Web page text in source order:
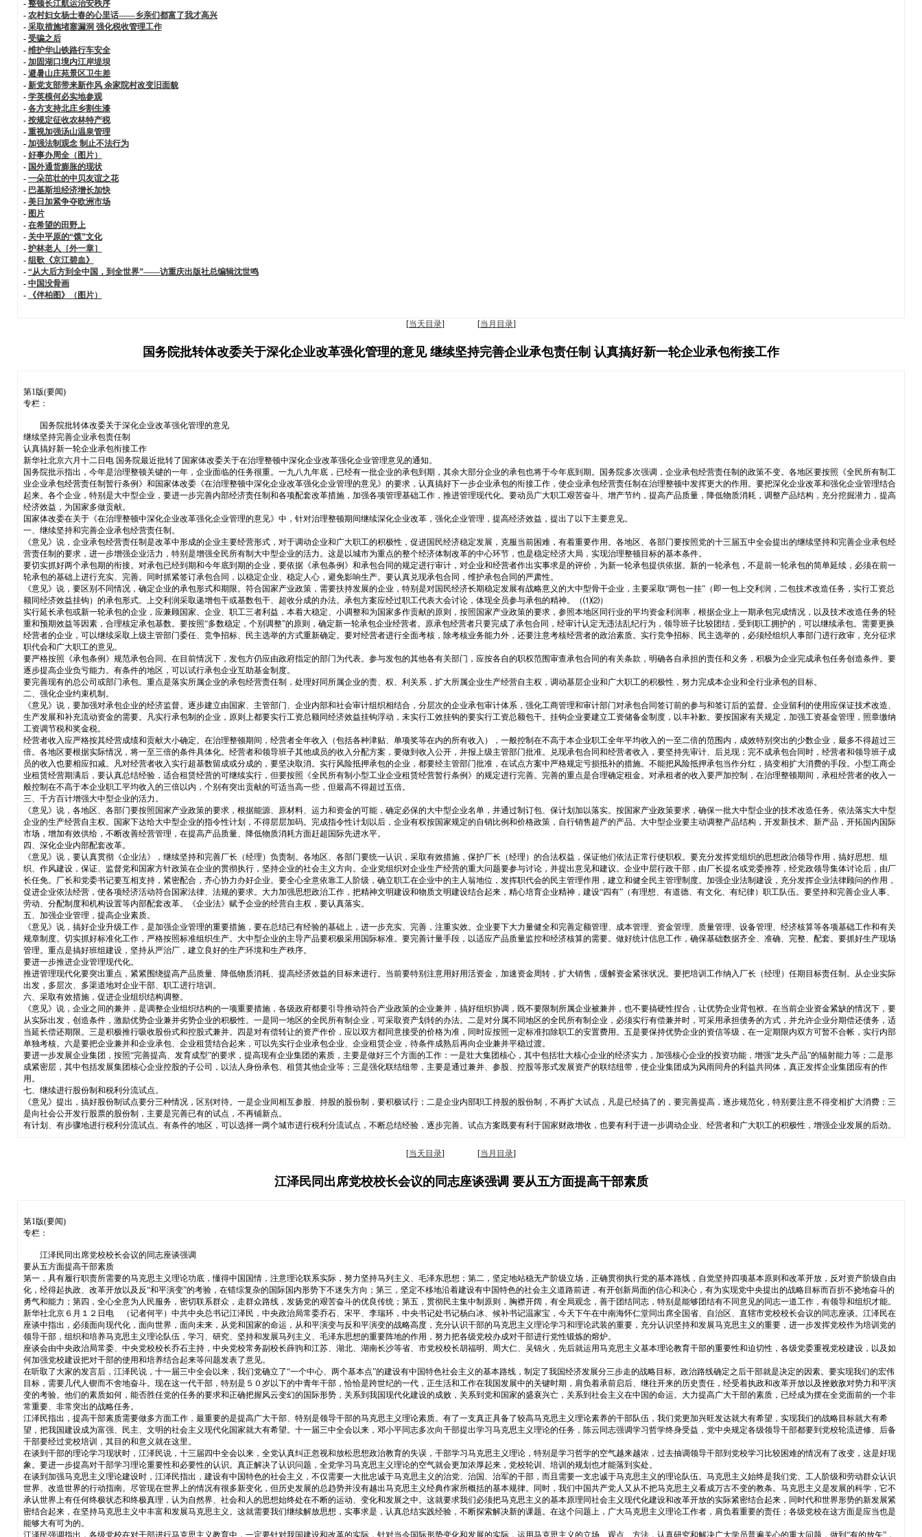
- 整顿长江航运治安秩序
- 农村妇女杨士春的心里话——乡亲们都富了我才高兴
- 采取措施堵塞漏洞 强化税收管理工作
- 受骗之后
- 维护华山铁路行车安全
- 加固湖口境内江岸堤坝
- 避暑山庄苑景区卫生差
- 新党支部带来新作风 余家院村改变旧面貌
- 学英模何必实地参观
- 各方支持北庄乡割生漆
- 按规定征收农林特产税
- 重视加强汤山温泉管理
- 加强法制观念 制止不法行为
- 好事办周全（图片）
- 国外通货膨胀的现状
- 一朵茁壮的中贝友谊之花
- 巴基斯坦经济增长加快
- 美日加紧争夺欧洲市场
- 图片
- 在希望的田野上
- 关中平原的“馍”文化
- 护林老人［外一章］
- 组歌《京江碧血》
- “从大后方到全中国，到全世界”——访重庆出版社总编辑沈世鸣
- 中国没骨画
-
《伴柏图》（图片）
[当天目录] [当月目录]
国务院批转体改委关于深化企业改革强化管理的意见 继续坚持完善企业承包责任制 认真搞好新一轮企业承包衔接工作
第1版(要闻)
专栏：
国务院批转体改委关于深化企业改革强化管理的意见
继续坚持完善企业承包责任制
认真搞好新一轮企业承包衔接工作
新华社北京六月十二日电 国务院最近批转了国家体改委关于在治理整顿中深化企业改革强化企业管理意见的通知。
国务院批示指出，今年是治理整顿关键的一年，企业面临的任务很重。一九八九年底，已经有一批企业的承包到期，其余大部分企业的承包也将于今年底到期。国务院多次强调，企业承包经营责任制的政策不变。各地区要按照《全民所有制工
业企业承包经营责任制暂行条例》和国家体改委《在治理整顿中深化企业改革强化企业管理的意见》的要求，认真搞好下一步企业承包的衔接工作，使企业承包经营责任制在治理整顿中发挥更大的作用。要把深化企业改革和强化企业管理结合
起来。各个企业，特别是大中型企业，要进一步完善内部经济责任制和各项配套改革措施，加强各项管理基础工作，推进管理现代化。要动员广大职工艰苦奋斗、增产节约，提高产品质量，降低物质消耗，调整产品结构，充分挖掘潜力，提高
经济效益，为国家多做贡献。
国家体改委在关于《在治理整顿中深化企业改革强化企业管理的意见》中，针对治理整顿期间继续深化企业改革，强化企业管理，提高经济效益，提出了以下主要意见。
一、继续坚持和完善企业承包经营责任制。
《意见》说，企业承包经营责任制是改革中形成的企业主要经营形式，对于调动企业和广大职工的积极性，促进国民经济稳定发展，克服当前困难，有着重要作用。各地区、各部门要按照党的十三届五中全会提出的继续坚持和完善企业承包经
营责任制的要求，进一步增强企业活力，特别是增强全民所有制大中型企业的活力。这是以城市为重点的整个经济体制改革的中心环节，也是稳定经济大局，实现治理整顿目标的基本条件。
要切实抓好两个承包期的衔接。对承包已经到期和今年底到期的企业，要依据《承包条例》和承包合同的规定进行审计，对企业和经营者作出实事求是的评价，为新一轮承包提供依据。新的一轮承包，不是前一轮承包的简单延续，必须在前一
轮承包的基础上进行充实、完善。同时抓紧签订承包合同，以稳定企业、稳定人心，避免影响生产。要认真兑现承包合同，维护承包合同的严肃性。
《意见》说，要区别不同情况，确定企业的承包形式和期限。符合国家产业政策，需要扶持发展的企业，特别是对国民经济长期稳定发展有战略意义的大中型骨干企业，主要采取“两包一挂”（即一包上交利润，二包技术改造任务，实行工资总
额同经济效益挂钩）的承包形式。上交利润采取递增包干或基数包干、超收分成的办法。承包方案应经过职工代表大会讨论，体现全员参与承包的精神。（⑴⑵）
实行延长承包或新一轮承包的企业，应兼顾国家、企业、职工三者利益，本着大稳定、小调整和为国家多作贡献的原则，按照国家产业政策的要求，参照本地区同行业的平均资金利润率，根据企业上一期承包完成情况，以及技术改造任务的轻
重和预期效益等因素，合理核定承包基数。要按照“多数稳定，个别调整”的原则，确定新一轮承包企业经营者。原承包经营者只要完成了承包合同，经审计认定无违法乱纪行为，领导班子比较团结，受到职工拥护的，可以继续承包。需要更换
经营者的企业，可以继续采取上级主管部门委任、竞争招标、民主选举的方式重新确定。要对经营者进行全面考核，除考核业务能力外，还要注意考核经营者的政治素质。实行竞争招标、民主选举的，必须经组织人事部门进行政审，充分征求
职代会和广大职工的意见。
要严格按照《承包条例》规范承包合同。在目前情况下，发包方仍应由政府指定的部门为代表。参与发包的其他各有关部门，应按各自的职权范围审查承包合同的有关条款，明确各自承担的责任和义务，积极为企业完成承包任务创造条件。要
逐步提高企业负亏能力。有条件的地区，可以试行承包企业互助基金制度。
要完善现有的总公司或部门承包。重点是落实所属企业的承包经营责任制，处理好同所属企业的责、权、利关系，扩大所属企业生产经营自主权，调动基层企业和广大职工的积极性，努力完成本企业和全行业承包的目标。
二、强化企业约束机制。
《意见》说，要加强对承包企业的经济监督。逐步建立由国家、主管部门、企业内部和社会审计组织相结合，分层次的企业承包审计体系，强化工商管理和审计部门对承包合同签订前的参与和签订后的监督。企业留利的使用应保证技术改造、
生产发展和补充流动资金的需要。凡实行承包制的企业，原则上都要实行工资总额同经济效益挂钩浮动，未实行工效挂钩的要实行工资总额包干。挂钩企业要建立工资储备金制度，以丰补歉。要按国家有关规定，加强工资基金管理，照章缴纳
工资调节税和奖金税。
经营者收入应严格按其经营成绩和贡献大小确定。在治理整顿期间，经营者全年收入（包括各种津贴、单项奖等在内的所有收入），一般控制在不高于本企业职工全年平均收入的一至二倍的范围内，成效特别突出的少数企业，最多不得超过三
倍。各地区要根据实际情况，将一至三倍的条件具体化。经营者和领导班子其他成员的收入分配方案，要做到收入公开，并报上级主管部门批准。兑现承包合同和经营者收入，要坚持先审计、后兑现；完不成承包合同时，经营者和领导班子成
员的收入也要相应扣减。凡对经营者收入实行超基数留成或分成的，要坚决取消。实行风险抵押承包的企业，都要经主管部门批准，在试点方案中严格规定亏损抵补的措施。不能把风险抵押承包当作分红，搞变相扩大消费的手段。小型工商企
业租赁经营期满后，要认真总结经验，适合租赁经营的可继续实行，但要按照《全民所有制小型工业企业租赁经营暂行条例》的规定进行完善。完善的重点是合理确定租金。对承租者的收入要严加控制，在治理整顿期间，承租经营者的收入一
般控制在不高于本企业职工平均收入的三倍以内，个别有突出贡献的可适当高一些，但最高不得超过五倍。
三、千方百计增强大中型企业的活力。
《意见》说，各地区、各部门要按照国家产业政策的要求，根据能源、原材料、运力和资金的可能，确定必保的大中型企业名单，并通过制订包、保计划加以落实。按国家产业政策要求，确保一批大中型企业的技术改造任务。依法落实大中型
企业的生产经营自主权。国家下达给大中型企业的指令性计划，不得层层加码。完成指令性计划以后，企业有权按国家规定的自销比例和价格政策，自行销售超产的产品。大中型企业要主动调整产品结构，开发新技术、新产品，开拓国内国际
市场，增加有效供给，不断改善经营管理，在提高产品质量、降低物质消耗方面赶超国际先进水平。
四、深化企业内部配套改革。
《意见》说，要认真贯彻《企业法》，继续坚持和完善厂长（经理）负责制。各地区、各部门要统一认识，采取有效措施，保护厂长（经理）的合法权益，保证他们依法正常行使职权。要充分发挥党组织的思想政治领导作用，搞好思想、组
织、作风建设，保证、监督党和国家方针政策在企业的贯彻执行，坚持企业的社会主义方向。企业党组织对企业生产经营的重大问题要参与讨论，并提出意见和建议。企业中层行政干部，由厂长提名或党委推荐，经党政领导集体讨论后，由厂
长任免。厂长和党委书记要互相支持，紧密配合，齐心协力办好企业。要全心全意依靠工人阶级，确立职工在企业中的主人翁地位，发挥职代会的民主管理作用，建立和健全民主管理制度。加强企业法制建设，充分发挥企业法律顾问的作用，
促进企业依法经营，使各项经济活动符合国家法律、法规的要求。大力加强思想政治工作，把精神文明建设和物质文明建设结合起来，精心培育企业精神，建设“四有”（有理想、有道德、有文化、有纪律）职工队伍。要坚持和完善企业人事、
劳动、分配制度和机构设置等内部配套改革。《企业法》赋予企业的经营自主权，要认真落实。
五、加强企业管理，提高企业素质。
《意见》说，搞好企业升级工作，是加强企业管理的重要措施，要在总结已有经验的基础上，进一步充实、完善，注重实效。企业要下大力量健全和完善定额管理、成本管理、资金管理、质量管理、设备管理、经济核算等各项基础工作和有关
规章制度。切实抓好标准化工作，严格按照标准组织生产。大中型企业的主导产品要积极采用国际标准。要完善计量手段，以适应产品质量监控和经济核算的需要。做好统计信息工作，确保基础数据齐全、准确、完整、配套。要抓好生产现场
管理。重点是搞好班组建设，坚持从严治厂，建立良好的生产环境和生产秩序。
要进一步推进企业管理现代化。
推进管理现代化要突出重点，紧紧围绕提高产品质量、降低物质消耗、提高经济效益的目标来进行。当前要特别注意用好用活资金，加速资金周转，扩大销售，缓解资金紧张状况。要把培训工作纳入厂长（经理）任期目标责任制。从企业实际
出发，多层次、多渠道地对企业干部、职工进行培训。
六、采取有效措施，促进企业组织结构调整。
《意见》说，企业之间的兼并，是调整企业组织结构的一项重要措施，各级政府都要引导推动符合产业政策的企业兼并，搞好组织协调，既不要限制所属企业被兼并，也不要搞硬性捏合，让优势企业背包袱。在当前企业资金紧缺的情况下，要
从实际出发，创造条件，激励优势企业兼并劣势企业的积极性。一是同一地区的全民所有制企业，可采取资产划转的办法。二是对分属不同地区的全民所有制企业，必须实行有偿兼并时，可采用承担债务的方式，并允许企业分期偿还债务，适
当延长偿还期限。三是积极推行吸收股份式和控股式兼并。四是对有偿转让的资产作价，应以双方都同意接受的价格为准，同时应按照一定标准扣除职工的安置费用。五是要保持优势企业的资信等级，在一定期限内双方可暂不合帐，实行内部
单独考核。六是要把企业兼并和企业承包、企业租赁结合起来，可以先实行企业承包企业、企业租赁企业，待条件成熟后再向企业兼并平稳过渡。
要进一步发展企业集团，按照“完善提高、发育成型”的要求，提高现有企业集团的素质，主要是做好三个方面的工作：一是壮大集团核心，其中包括壮大核心企业的经济实力，加强核心企业的投资功能，增强“龙头产品”的辐射能力等；二是形
成紧密层，其中包括发展集团核心企业控股的子公司，以法人身份承包、租赁其他企业等；三是强化联结纽带，主要是通过兼并、参股、控股等形式发展资产的联结纽带，使企业集团成为风雨同舟的利益共同体，真正发挥企业集团应有的作
用。
七、继续进行股份制和税利分流试点。
《意见》提出，搞好股份制试点要分三种情况，区别对待。一是企业间相互参股、持股的股份制，要积极试行；二是企业内部职工持股的股份制，不再扩大试点，凡是已经搞了的，要完善提高，逐步规范化，特别要注意不得变相扩大消费；三
是向社会公开发行股票的股份制，主要是完善已有的试点，不再铺新点。
有计划、有步骤地进行税利分流试点。有条件的地区，可以选择一两个城市进行税利分流试点，不断总结经验，逐步完善。试点方案既要有利于国家财政增收，也要有利于进一步调动企业、经营者和广大职工的积极性，增强企业发展的后劲。
[当天目录] [当月目录]
江泽民同出席党校校长会议的同志座谈强调 要从五方面提高干部素质
第1版(要闻)
专栏：
江泽民同出席党校校长会议的同志座谈强调
要从五方面提高干部素质
第一，具有履行职责所需要的马克思主义理论功底，懂得中国国情，注意理论联系实际，努力坚持马列主义、毛泽东思想；第二，坚定地站稳无产阶级立场，正确贯彻执行党的基本路线，自觉坚持四项基本原则和改革开放，反对资产阶级自由
化，经得起执政、改革开放以及反“和平演变”的考验，在错综复杂的国际国内形势下不迷失方向；第三，坚定不移地沿着建设有中国特色的社会主义道路前进，有开创新局面的信心和决心，有为实现党中央提出的战略目标而百折不挠地奋斗的
勇气和能力；第四，全心全意为人民服务，密切联系群众，走群众路线，发扬党的艰苦奋斗的优良传统；第五，贯彻民主集中制原则，胸襟开阔，有全局观念，善于团结同志，特别是能够团结有不同意见的同志一道工作，有领导和组织才能。
新华社北京６月１２日电 （记者何平）中共中央总书记江泽民，中央政治局常委乔石、宋平、李瑞环，中央书记处书记杨白冰、候补书记温家宝，今天下午在中南海怀仁堂同出席全国省、自治区、直辖市党校校长会议的同志座谈。江泽民在
座谈中指出，必须面向现代化，面向世界，面向未来，从党和国家的命运，从和平演变与反和平演变的战略高度，充分认识干部的马克思主义理论学习和理论武装的重要，充分认识坚持和发展马克思主义的重要，进一步发挥党校作为培训党的
领导干部，组织和培养马克思主义理论队伍，学习、研究、坚持和发展马列主义、毛泽东思想的重要阵地的作用，努力把各级党校办成对干部进行党性锻炼的熔炉。
座谈会由中央政治局常委、中央党校校长乔石主持，中央党校常务副校长薛驹和江苏、湖北、湖南长沙等省、市党校校长胡福明、周大仁、吴锦火，先后就运用马克思主义基本理论教育干部的重要性和迫切性，各级党委重视党校建设，以及如
何加强党校建设把对干部的使用和培养结合起来等问题发表了意见。
在听取了大家的发言后，江泽民说，十一届三中全会以来，我们党确立了“一个中心、两个基本点”的建设有中国特色社会主义的基本路线，制定了我国经济发展分三步走的战略目标。政治路线确定之后干部就是决定的因素。要实现我们的宏伟
目标，需要几代人锲而不舍地奋斗。现在这一代干部，特别是５０岁以下的中青年干部，恰恰是跨世纪的一代，正生活和工作在我国发展中的关键时期，肩负着承前启后、继往开来的历史责任，经受着执政和改革开放以及挫败敌对势力和平演
变的考验。他们的素质如何，能否胜任党的任务的要求和正确把握风云变幻的国际形势，关系到我国现代化建设的成败，关系到党和国家的盛衰兴亡，关系到社会主义在中国的命运。大力提高广大干部的素质，已经成为摆在全党面前的一个非
常重要、非常突出的战略任务。
江泽民指出，提高干部素质需要做多方面工作，最重要的是提高广大干部、特别是领导干部的马克思主义理论素质。有了一支真正具备了较高马克思主义理论素养的干部队伍，我们党更加兴旺发达就大有希望，实现我们的战略目标就大有希
望，把我国建设成为富强、民主、文明的社会主义现代化国家就大有希望。十一届三中全会以来，邓小平同志多次向干部提出学习马克思主义理论的任务，陈云同志强调学习哲学终身受益，党中央规定各级领导干部都要到党校轮流进修、后备
干部要经过党校培训，其目的和意义就在这里。
在谈到干部的理论学习现状时，江泽民说，十三届四中全会以来，全党认真纠正忽视和放松思想政治教育的失误，干部学习马克思主义理论，特别是学习哲学的空气越来越浓，过去抽调领导干部到党校学习比较困难的情况有了改变，这是好现
象。要进一步提高对干部学习理论重要性和必要性的认识。真正解决了认识问题，全党学习马克思主义理论的空气就会更加浓厚起来，党校轮训、培训的规划也才能落到实处。
在谈到加强马克思主义理论建设时，江泽民指出，建设有中国特色的社会主义，不仅需要一大批忠诚于马克思主义的治党、治国、治军的干部，而且需要一支忠诚于马克思主义的理论队伍。马克思主义始终是我们党、工人阶级和劳动群众认识
世界、改造世界的行动指南。尽管现在世界上的情况有很多新变化，但历史发展的总趋势并没有越出马克思主义经典作家所概括的基本规律。同时，我们中国共产党人又从不把马克思主义看成万古不变的教条。马克思主义是发展的科学，它不
承认世界上有任何终极状态和终极真理，认为自然界、社会和人的思想始终处在不断的运动、变化和发展之中。这就要求我们必须把马克思主义的基本原理同社会主义现代化建设和改革开放的实际紧密结合起来，同时代和世界形势的新发展紧
密结合起来，在坚持马克思主义中丰富和发展马克思主义。这就需要我们继续解放思想，实事求是，认真总结实践经验，不断探索解决新的课题。在这个问题上，广大马克思主义理论工作者，肩负着重要的责任；各级党校在这方面是应当也是
能够大有可为的。
江泽民强调指出，各级党校在对干部进行马克思主义教育中，一定要针对我国建设和改革的实际，针对当今国际形势变化和发展的实际，运用马克思主义的立场、观点、方法，认真研究和解决广大学员普遍关心的重大问题，做到“有的放矢”，